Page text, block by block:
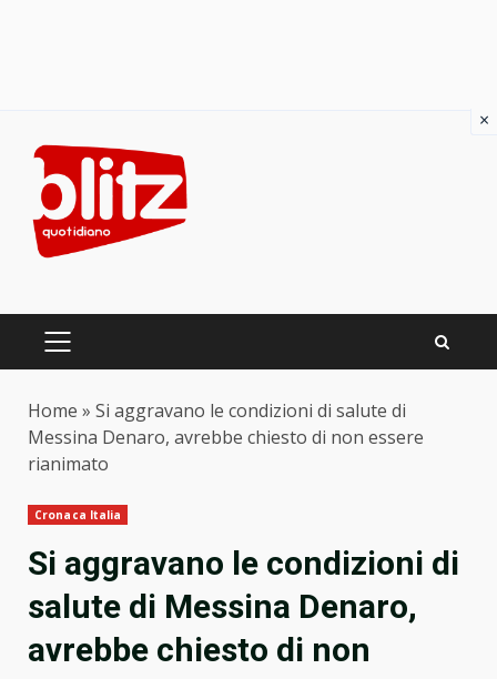
content
PRIMARY
Home » Si aggravano le condizioni di salute di
Messina Denaro, avrebbe chiesto di non essere
rianimato
Cronaca Italia
Si aggravano le condizioni di
salute di Messina Denaro,
avrebbe chiesto di non
×